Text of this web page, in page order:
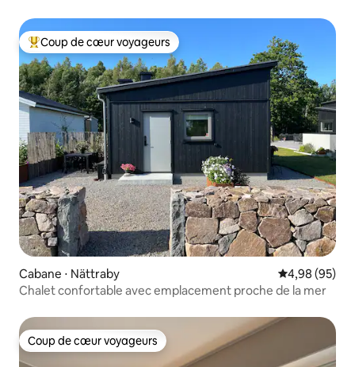
Coups de cœur voyageurs les plus appréciés
Coup de cœur voyageurs
Cabane ⋅ Nättraby Évaluation
4,98 (95)
Chalet confortable avec emplacement proche de la mer
Coup de cœur voyageurs
Coup de cœur voyageurs